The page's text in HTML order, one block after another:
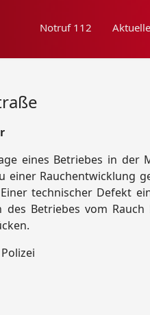
Notruf 112
eines Betriebes in der
Rauchentwicklung
technischer Defekt
Betriebes vom